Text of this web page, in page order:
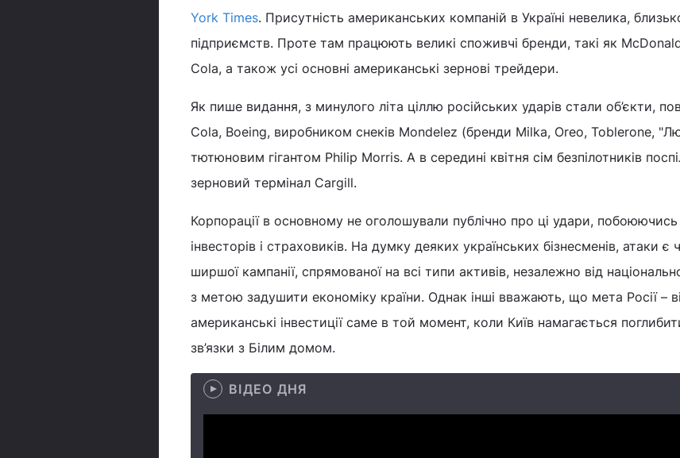
York Times. Присутність американських компаній в Україні невелика,
підприємств. Проте там працюють великі споживчі бренди, такі як
Cola, а також усі основні американські зернові трейдери.
Як пише видання, з минулого літа ціллю російських ударів стали об’єкти,
Cola, Boeing, виробником снеків Mondelez (бренди Milka, Oreo, Toblerone,
тютюновим гігантом Philip Morris. А в середині квітня сім безпілотників
зерновий термінал Cargill.
Корпорації в основному не оголошували публічно про ці удари,
інвесторів і страховиків. На думку деяких українських бізнесменів, атаки є
ширшої кампанії, спрямованої на всі типи активів, незалежно від
з метою задушити економіку країни. Однак інші вважають, що мета Росії –
американські інвестиції саме в той момент, коли Київ намагається
зв’язки з Білим домом.
ВІДЕО ДНЯ